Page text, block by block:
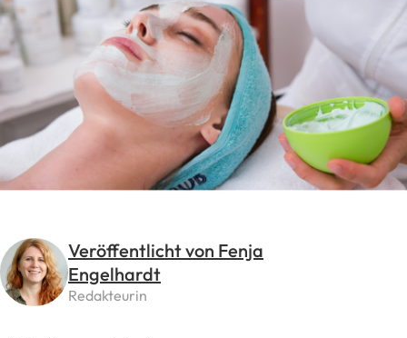
Veröffentlicht von Fenja
Engelhardt
Redakteurin